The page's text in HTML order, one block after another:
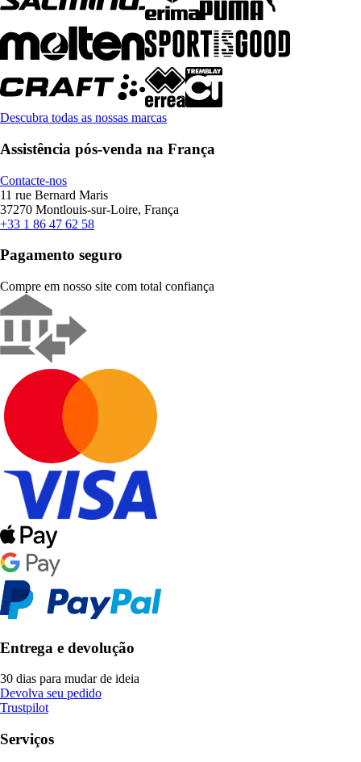
Descubra todas as nossas marcas
Assistência pós-venda na França
Contacte-nos
11 rue Bernard Maris
37270 Montlouis-sur-Loire, França
+33 1 86 47 62 58
Pagamento seguro
Compre em nosso site com total confiança
Entrega e devolução
30 dias para mudar de ideia
Devolva seu pedido
Trustpilot
Serviços